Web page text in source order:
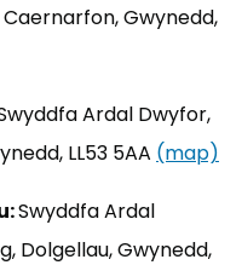
Gwynedd,
Ardal Dwyfor,
LL53 5AA (map)
Swyddfa Ardal
Dolgellau, Gwynedd,